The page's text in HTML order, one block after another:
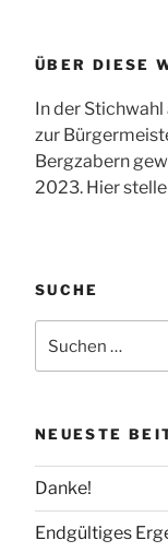
ÜBER DIESE
In der
zur
Bergzabern
2023. Hier
SUCHE
nach:
NEUESTE
Danke!
Endgültiges